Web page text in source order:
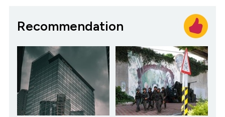
Recommendation